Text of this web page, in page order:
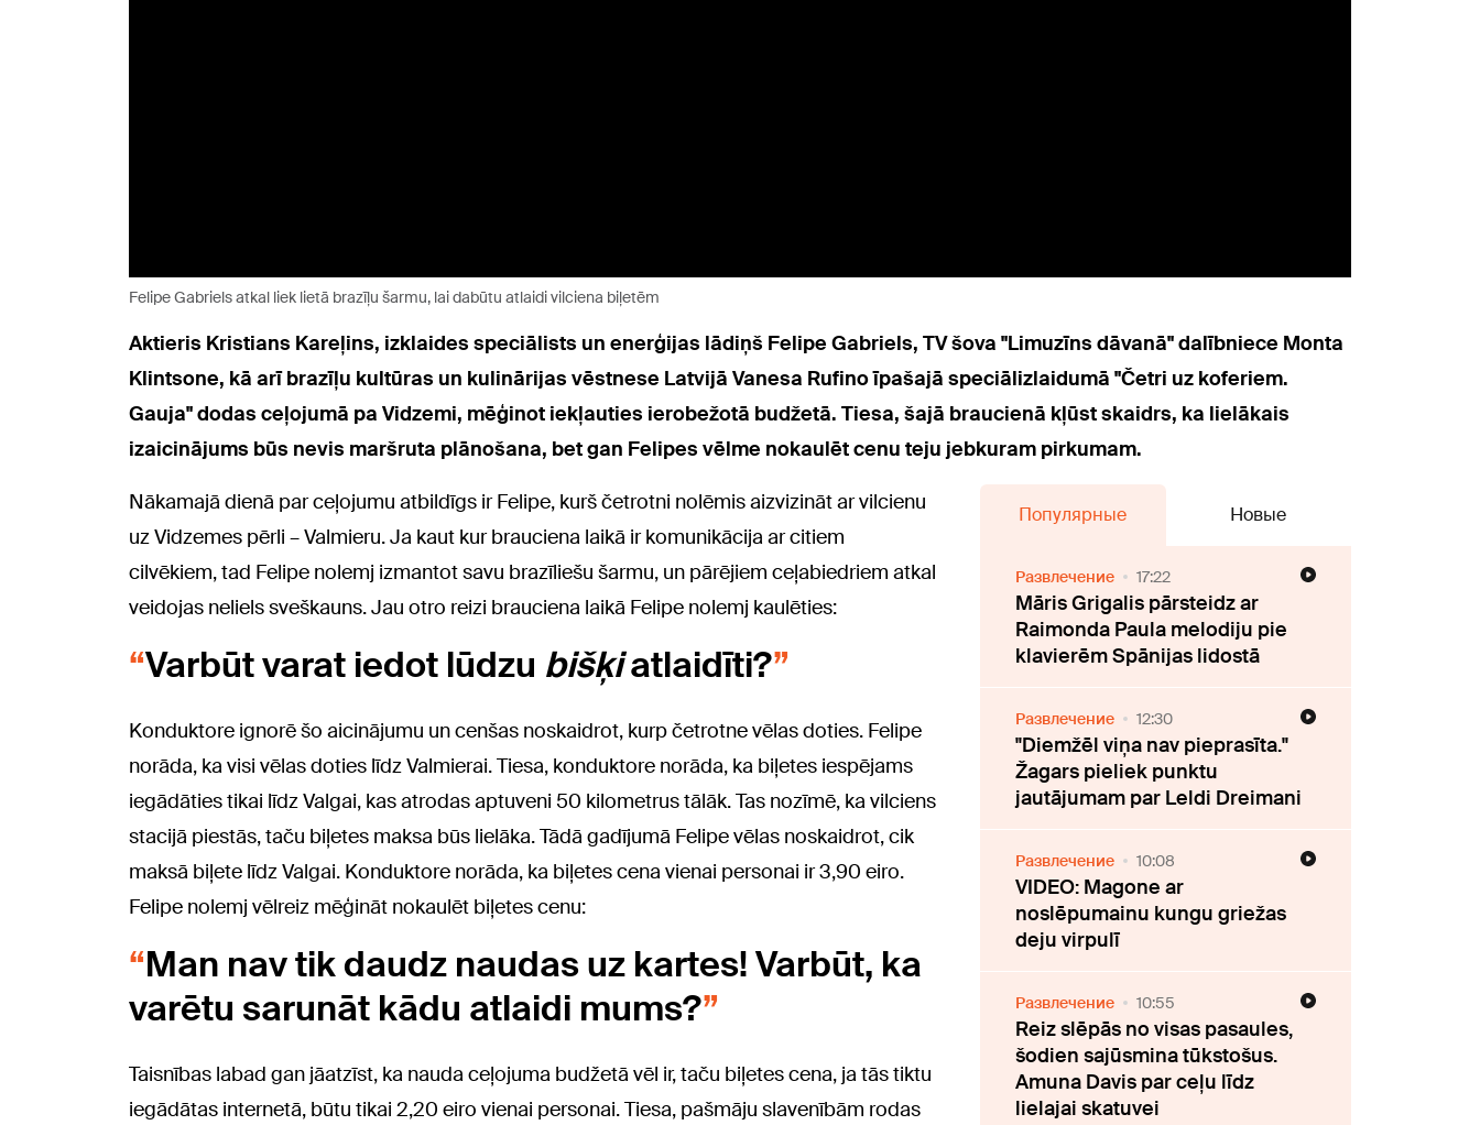
Felipe Gabriels atkal liek lietā brazīļu šarmu, lai dabūtu atlaidi vilciena biļetēm
Aktieris Kristians Kareļins, izklaides speciālists un enerģijas lādiņš Felipe Gabriels, TV šova "Limuzīns dāvanā" dalībniece Monta
Klintsone, kā arī brazīļu kultūras un kulinārijas vēstnese Latvijā Vanesa Rufino īpašajā speciālizlaidumā "Četri uz koferiem.
Gauja" dodas ceļojumā pa Vidzemi, mēģinot iekļauties ierobežotā budžetā. Tiesa, šajā braucienā kļūst skaidrs, ka lielākais
izaicinājums būs nevis maršruta plānošana, bet gan Felipes vēlme nokaulēt cenu teju jebkuram pirkumam.
Nākamajā dienā par ceļojumu atbildīgs ir Felipe, kurš četrotni nolēmis aizvizināt ar vilcienu
uz Vidzemes pērli – Valmieru. Ja kaut kur brauciena laikā ir komunikācija ar citiem
cilvēkiem, tad Felipe nolemj izmantot savu brazīliešu šarmu, un pārējiem ceļabiedriem atkal
veidojas neliels sveškauns. Jau otro reizi brauciena laikā Felipe nolemj kaulēties:
Varbūt varat iedot lūdzu bišķiatlaidīti?
Konduktore ignorē šo aicinājumu un cenšas noskaidrot, kurp četrotne vēlas doties. Felipe
norāda, ka visi vēlas doties līdz Valmierai. Tiesa, konduktore norāda, ka biļetes iespējams
iegādāties tikai līdz Valgai, kas atrodas aptuveni 50 kilometrus tālāk. Tas nozīmē, ka vilciens
stacijā piestās, taču biļetes maksa būs lielāka. Tādā gadījumā Felipe vēlas noskaidrot, cik
maksā biļete līdz Valgai. Konduktore norāda, ka biļetes cena vienai personai ir 3,90 eiro.
Felipe nolemj vēlreiz mēģināt nokaulēt biļetes cenu:
Man nav tik daudz naudas uz kartes! Varbūt, ka
varētu sarunāt kādu atlaidi mums?
Taisnības labad gan jāatzīst, ka nauda ceļojuma budžetā vēl ir, taču biļetes cena, ja tās tiktu
iegādātas internetā, būtu tikai 2,20 eiro vienai personai. Tiesa, pašmāju slavenībām rodas
Популярные Новые
Развлечение 17:22
Māris Grigalis pārsteidz ar
Raimonda Paula melodiju pie
klavierēm Spānijas lidostā
Развлечение 12:30
"Diemžēl viņa nav pieprasīta."
Žagars pieliek punktu
jautājumam par Leldi Dreimani
Развлечение 10:08
VIDEO: Magone ar
noslēpumainu kungu griežas
deju virpulī
Развлечение 10:55
Reiz slēpās no visas pasaules,
šodien sajūsmina tūkstošus.
Amuna Davis par ceļu līdz
lielajai skatuvei